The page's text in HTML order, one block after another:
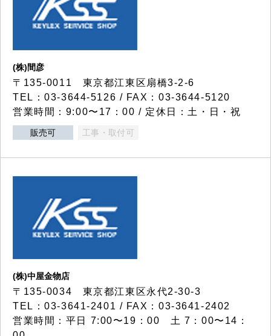
(株)間彦
〒135-0011 東京都江東区扇橋3-2-6
TEL：03-3644-5126 / FAX：03-3644-5120
営業時間：9:00〜17：00 / 定休日：土・日・祝
販売可 工事・取付可
(株)中屋金物店
〒135-0034 東京都江東区永代2-30-3
TEL：03-3641-2401 / FAX：03-3641-2402
営業時間：平日 7:00〜19：00 土 7：00〜14：